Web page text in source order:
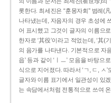
롯한다. 최세진은 “훈몽자회” 범례(
나타냈는데, 자음자의 경우 초성에
어 표시했고 그것이 글자의 이름으
한자로 ‘其役’이라고 적었는데, ‘其(
의 음가를 나타낸다. 기본적으로 자
읍’ 등과 같이 ‘ㅣㅡ’ 모음을 바탕으
식으로 지어졌다. 따라서 ‘ㄱ, ㄷ, ㅅ’
글자와 이름 표기에서 일관성이 있
는 속담에서처럼 전통적으로 쓰여